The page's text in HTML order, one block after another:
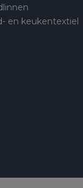
en keukentextiel